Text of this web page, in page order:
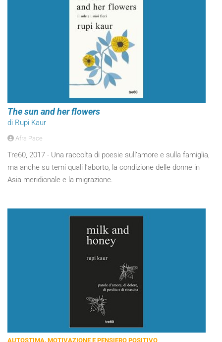
The sun and her flowers
di Rupi Kaur
Afra Pace
Tre60, 2017 - Una raccolta di poesie sull’amore e sulla famiglia,
ma anche su temi quali l’aborto, la condizione delle donne in
Asia meridionale e la migrazione.
AUTOSTIMA, MOTIVAZIONE E PENSIERO POSITIVO